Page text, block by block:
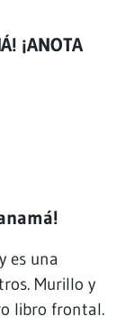
¡ANOTA
es una
Murillo y
libro frontal.